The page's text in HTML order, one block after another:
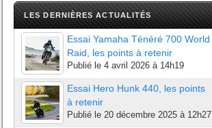
LES DERNIÈRES ACTUALITÉS
Essai Yamaha Ténéré 700 World
Raid, les points à retenir
Publié le 4 avril 2026 à 14h19
Essai Hero Hunk 440, les points
à retenir
Publié le 20 décembre 2025 à 12h27